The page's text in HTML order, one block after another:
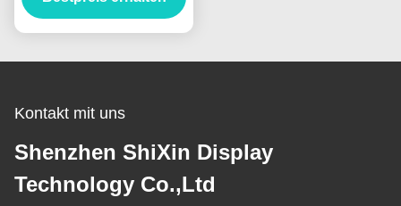
Video Wandbildschirm
Kontakt mit uns
Shenzhen ShiXin Display
Technology Co.,Ltd